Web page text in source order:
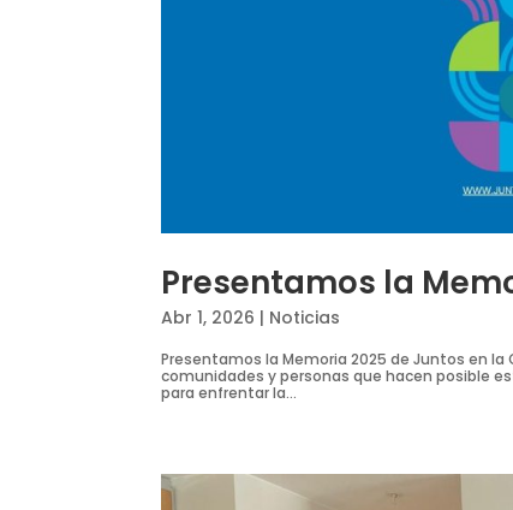
Presentamos la
Abr 1, 2026 | Noticias
Presentamos la Memoria 2025 de Juntos en
comunidades y personas que hacen posible
para enfrentar la...